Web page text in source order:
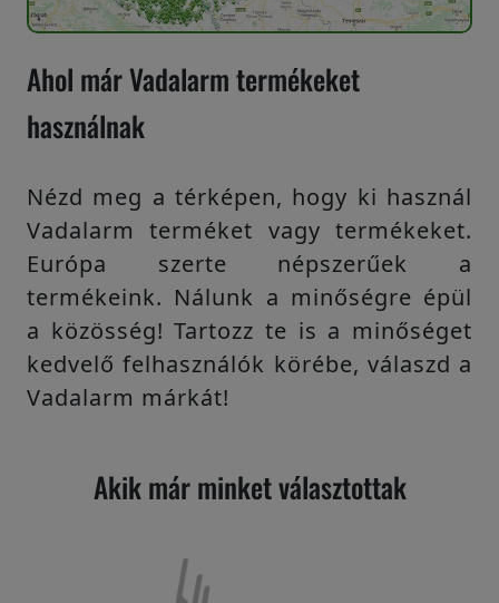
Ahol már Vadalarm termékeket
használnak
Nézd meg a térképen, hogy ki használ
Vadalarm terméket vagy termékeket.
Európa szerte népszerűek a
termékeink. Nálunk a minőségre épül
a közösség! Tartozz te is a minőséget
kedvelő felhasználók körébe, válaszd a
Vadalarm márkát!
Akik már minket választottak